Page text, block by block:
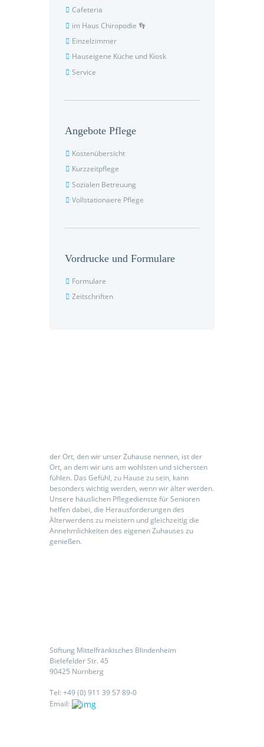
Cafeteria
im Haus Chiropodie 👣
Einzelzimmer
Hauseigene Küche und Kiosk
Service
Angebote Pflege
Kostenübersicht
Kurzzeitpflege
Sozialen Betreuung
Vollstationaere Pflege
Vordrucke und Formulare
Formulare
Zeitschriften
der Ort, den wir unser Zuhause nennen, ist der
Ort, an dem wir uns am wohlsten und sichersten
fühlen. Das Gefühl, zu Hause zu sein, kann
besonders wichtig werden, wenn wir älter werden.
Unsere häuslichen Pflegedienste für Senioren
helfen dabei, die Herausforderungen des
Älterwerdens zu meistern und gleichzeitig die
Annehmlichkeiten des eigenen Zuhauses zu
genießen.
Stiftung Mittelfränkisches Blindenheim
Bielefelder Str. 45
90425 Nürnberg
Tel: +49 (0) 911 39 57 89-0
Email: